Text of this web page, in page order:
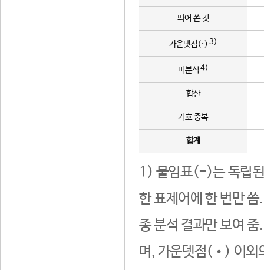
띄어 쓴 것
가운뎃점(·) 3)
미분석 4)
합산
기호 중복
합계
1) 붙임표(-)는 독립된
한 표제어에 한 번만
종 분석 결과만 보여
며, 가운뎃점(•) 이외